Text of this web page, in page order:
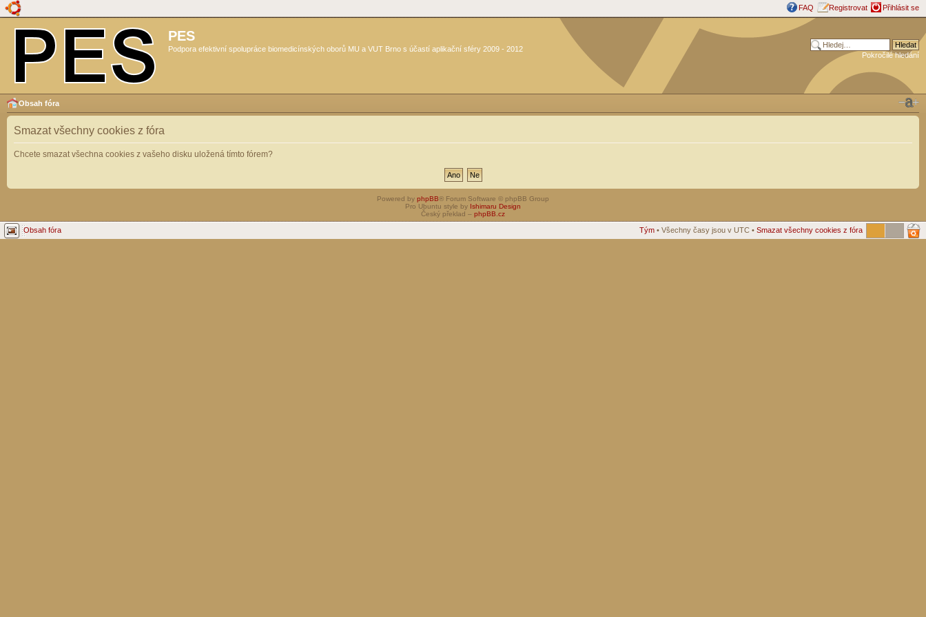
FAQ Registrovat Přihlásit se
PES
Podpora efektivní spolupráce biomedicínských oborů MU a VUT Brno s účastí aplikační sféry 2009 - 2012
Pokročilé hledání
Obsah fóra
Smazat všechny cookies z fóra
Chcete smazat všechna cookies z vašeho disku uložená tímto fórem?
Powered by phpBB® Forum Software © phpBB Group
Pro Ubuntu style by Ishimaru Design
Český překlad – phpBB.cz
Obsah fóra Tým • Všechny časy jsou v UTC • Smazat všechny cookies z fóra